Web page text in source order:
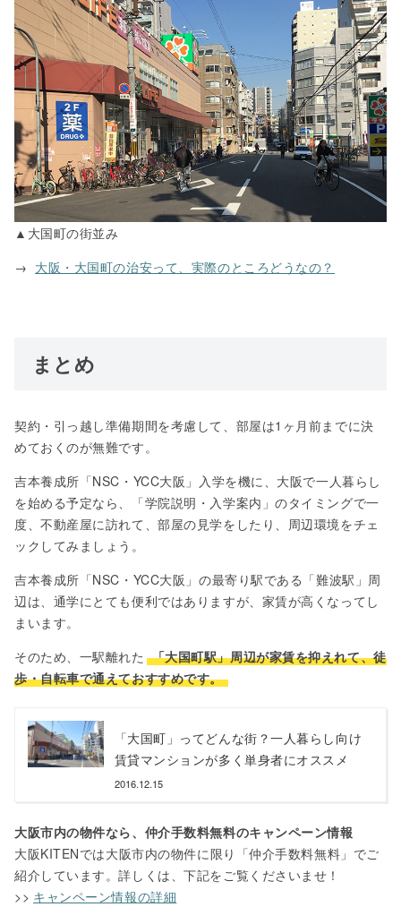
▲大国町の街並み
→ 大阪・大国町の治安って、実際のところどうなの？
まとめ
契約・引っ越し準備期間を考慮して、部屋は1ヶ月前までに決
めておくのが無難です。
吉本養成所「NSC・YCC大阪」入学を機に、大阪で一人暮らし
を始める予定なら、「学院説明・入学案内」のタイミングで一
度、不動産屋に訪れて、部屋の見学をしたり、周辺環境をチェ
ックしてみましょう。
吉本養成所「NSC・YCC大阪」の最寄り駅である「難波駅」周
辺は、通学にとても便利ではありますが、家賃が高くなってし
まいます。
そのため、一駅離れた 「大国町駅」周辺が家賃を抑えれて、徒
歩・自転車で通えておすすめです。
「大国町」ってどんな街？一人暮らし向け
賃貸マンションが多く単身者にオススメ
2016.12.15
大阪市内の物件なら、仲介手数料無料のキャンペーン情報
大阪KITENでは大阪市内の物件に限り「仲介手数料無料」でご
紹介しています。詳しくは、下記をご覧くださいませ！
>> キャンペーン情報の詳細